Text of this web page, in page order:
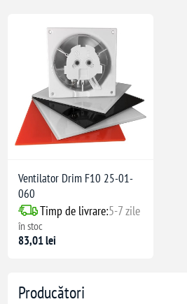
Producători
Ventilator Drim F10 25-01-
060
Timp de livrare:5-7 zile
în stoc
83,01 lei